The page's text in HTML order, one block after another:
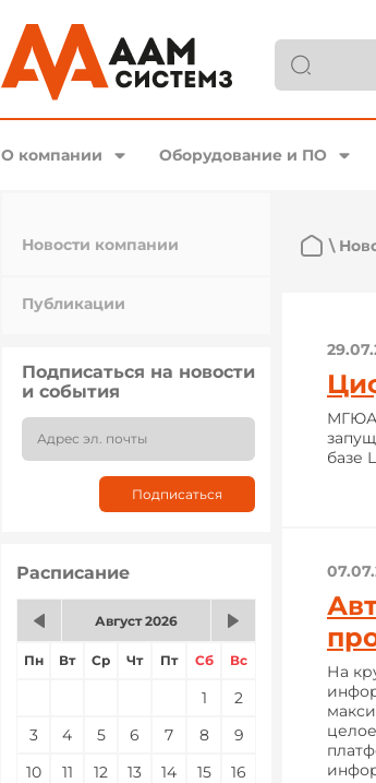
О компании Оборудование и ПО
Новости компании
Публикации
Подписаться на новости
и события
Расписание
Август 2026
Пн Вт Ср Чт Пт Сб Вс
1
2
3
4 5 6 7 8
9
10
11 12 13 14 15
16
\
МГЮА
базе
На